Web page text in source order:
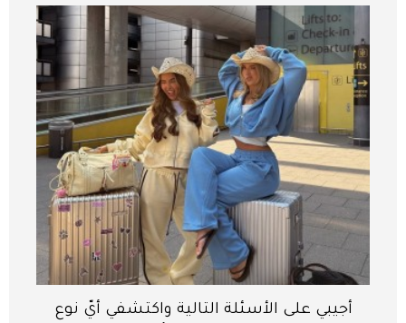
أجيبي على الأسئلة التالية واكتشفي أيّ نوع